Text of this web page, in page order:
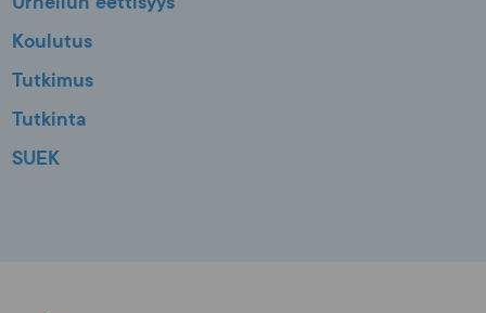
Koulutus
Tutkimus
Tutkinta
SUEK